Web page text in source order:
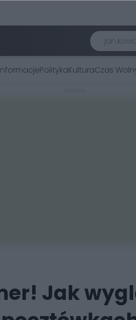
PolitykaKulturaCzas
Jak